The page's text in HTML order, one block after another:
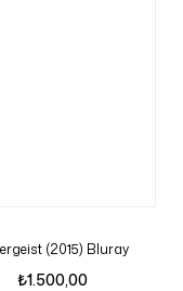
(2015) Bluray
₺1.500,00